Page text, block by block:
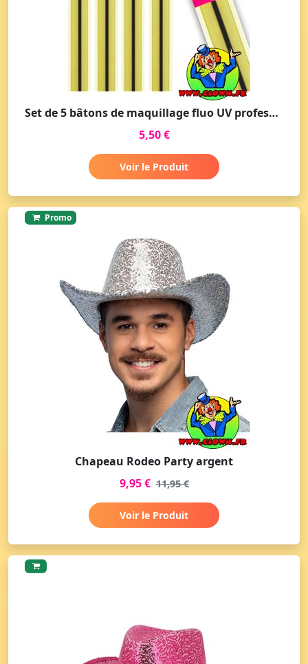
Set de 5 bâtons de maquillage fluo UV professionnel
5,50 €
Voir le Produit
Promo
Chapeau Rodeo Party argent
9,95 € 11,95 €
Voir le Produit